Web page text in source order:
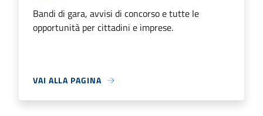
Bandi di gara, avvisi di concorso e tutte le
opportunità per cittadini e imprese.
VAI ALLA PAGINA